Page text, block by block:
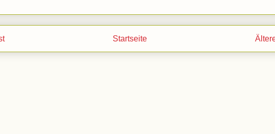
Startseite